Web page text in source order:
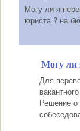
Могу ли я
юриста ? на
Могу ли
Для
Решение о